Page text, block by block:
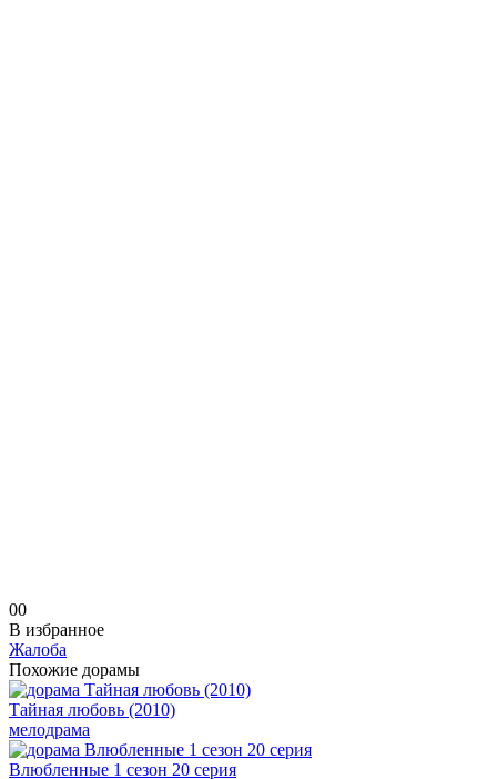
00
В избранное
Жалоба
Похожие дорамы
Тайная любовь (2010)
мелодрама
Влюбленные 1 сезон 20 серия